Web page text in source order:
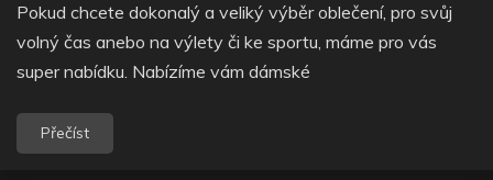
Pokud chcete dokonalý a veliký výběr oblečení, pro svůj
volný čas anebo na výlety či ke sportu, máme pro vás
super nabídku. Nabízíme vám dámské
Přečíst